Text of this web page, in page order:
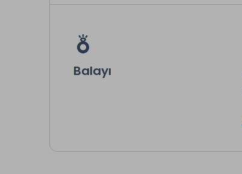
Balayı